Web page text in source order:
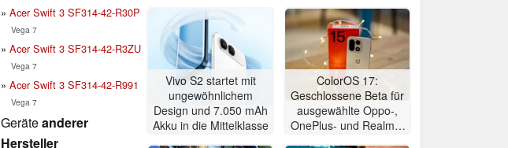
Acer Swift 3 SF314-42-R30P
Vega 7
Acer Swift 3 SF314-42-R3ZU
Vega 7
Acer Swift 3 SF314-42-R991
Vega 7
Geräteanderer
Hersteller
Vivo S2 startet mit
ungewöhnlichem
Design und 7.050 mAh
Akku in die Mittelklasse
ColorOS 17:
Geschlossene Beta für
ausgewählte Oppo-,
OnePlus- und Realme-